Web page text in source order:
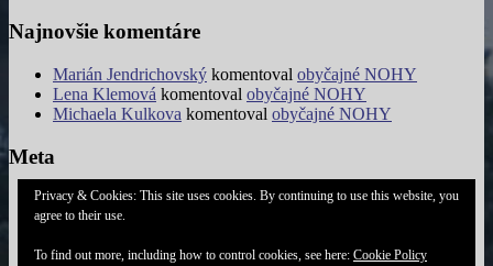
Najnovšie komentáre
Marián Jendrichovský komentoval obyčajné NOHY
Lena Klemová komentoval obyčajné NOHY
Michaela Kulkova komentoval obyčajné NOHY
Meta
Prihlásiť sa
Feed záznamov
WordPress.org
Privacy & Cookies: This site uses cookies. By continuing to use this website, you
agree to their use.
To find out more, including how to control cookies, see here: Cookie Policy